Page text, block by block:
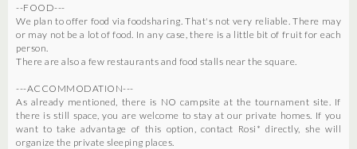
--FOOD---
We plan to offer food via foodsharing. That's not very reliable. There may
or may not be a lot of food. In any case, there is a little bit of fruit for each
person.
There are also a few restaurants and food stalls near the square.
---ACCOMMODATION---
As already mentioned, there is NO campsite at the tournament site. If
there is still space, you are welcome to stay at our private homes. If you
want to take advantage of this option, contact Rosi* directly, she will
organize the private sleeping places.